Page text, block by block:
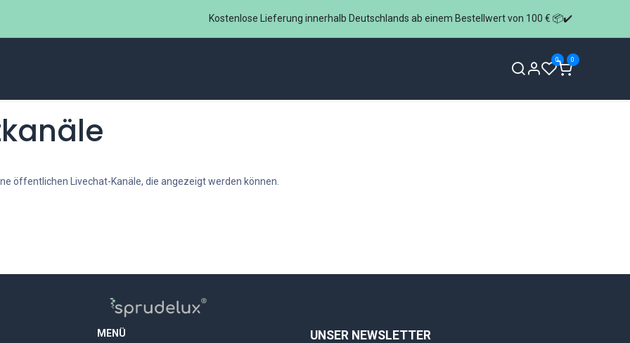
Kostenlose Lieferung innerhalb Deutschlands ab einem Bestellwert von 100 € 📦✔️
Kontakt
0 0
öffentlichen Livechat-Kanäle, die angezeigt werden können.
MENÜ UNSER NEWSLETTER